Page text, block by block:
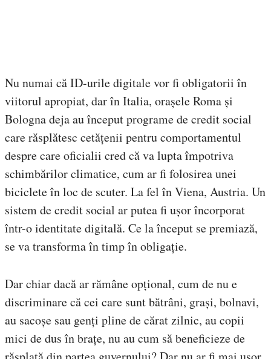
Nu numai că ID-urile digitale vor fi obligatorii în
viitorul apropiat, dar în Italia, orașele Roma și
Bologna deja au început programe de credit social
care răsplătesc cetățenii pentru comportamentul
despre care oficialii cred că va lupta împotriva
schimbărilor climatice, cum ar fi folosirea unei
biciclete în loc de scuter. La fel în Viena, Austria. Un
sistem de credit social ar putea fi ușor încorporat
într-o identitate digitală. Ce la început se premiază,
se va transforma în timp în obligație.
Dar chiar dacă ar rămâne opțional, cum de nu e
discriminare că cei care sunt bătrâni, grași, bolnavi,
au sacoșe sau genți pline de cărat zilnic, au copii
mici de dus în brațe, nu au cum să beneficieze de